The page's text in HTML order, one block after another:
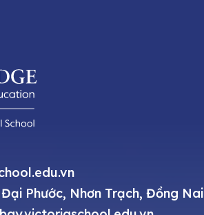
Phước, Nhơn Trạch, Đồng Nai